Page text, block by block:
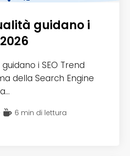
guidano i
i SEO Trend
della Search Engine
Tempo6 min di lettura